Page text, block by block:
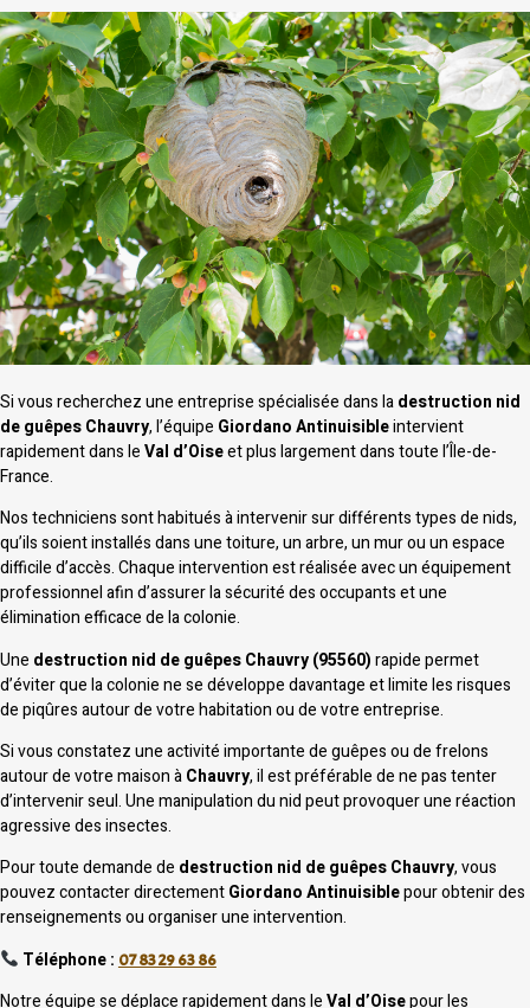
Si vous recherchez une entreprise spécialisée dans ladestruction nid
de guêpes Chauvry, l’équipe Giordano Antinuisibleintervient
rapidement dans leVal d’Oiseet plus largement dans toute l’Île-de-
France.
Nos techniciens sont habitués à intervenir sur différents types de nids,
qu’ils soient installés dans une toiture, un arbre, un mur ou un espace
difficile d’accès. Chaque intervention est réalisée avec un équipement
professionnel afin d’assurer la sécurité des occupants et une
élimination efficace de la colonie.
Une destruction nid de guêpes Chauvry (95560)rapide permet
d’éviter que la colonie ne se développe davantage et limite les risques
de piqûres autour de votre habitation ou de votre entreprise.
Si vous constatez une activité importante de guêpes ou de frelons
autour de votre maison àChauvry, il est préférable de ne pas tenter
d’intervenir seul. Une manipulation du nid peut provoquer une réaction
agressive des insectes.
Pour toute demande de destruction nid de guêpes Chauvry, vous
pouvez contacter directementGiordano Antinuisiblepour obtenir des
renseignements ou organiser une intervention.
Téléphone : 07 83 29 63 86
Notre équipe se déplace rapidement dans leVal d’Oisepour les